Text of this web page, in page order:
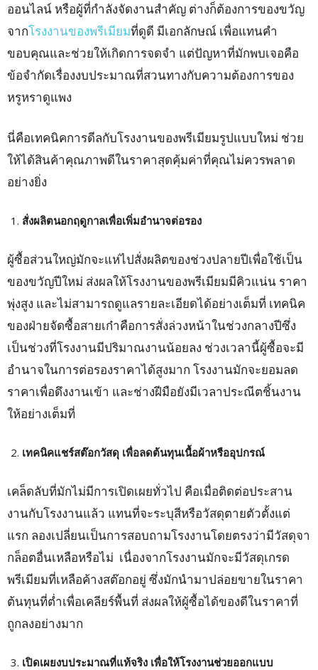
ออนไลน์ หรือผู้ที่กำลังจัดงานสำคัญ ต่างก็ต้องการของขวัญ
จากโรงงานของพรีเมียมที่ดูดี มีเอกลักษณ์ เพื่อแทนคำ
ขอบคุณและช่วยให้เกิดการจดจำ แต่ปัญหาที่มักพบเจอคือ
ข้อจำกัดเรื่องงบประมาณที่สวนทางกับความต้องการของ
หรูหราดูแพง
นี่คือเทคนิคการดีลกับโรงงานของพรีเมียมรูปแบบใหม่ ช่วย
ให้ได้สินค้าคุณภาพดีในราคาสุดคุ้มค่าที่คุณไม่ควรพลาด
อย่างยิ่ง
สั่งผลิตนอกฤดูกาลเพื่อเพิ่มอำนาจต่อรอง
ผู้ซื้อส่วนใหญ่มักจะแห่ไปสั่งผลิตของช่วงปลายปีเพื่อใช้เป็น
ของขวัญปีใหม่ ส่งผลให้โรงงานของพรีเมียมมีคิวแน่น ราคา
พุ่งสูง และไม่สามารถดูแลรายละเอียดได้อย่างเต็มที่ เทคนิค
ของฝ่ายจัดซื้อสายเก๋าคือการสั่งล่วงหน้าในช่วงกลางปีซึ่ง
เป็นช่วงที่โรงงานมีปริมาณงานน้อยลง ช่วงเวลานี้ผู้ซื้อจะมี
อำนาจในการต่อรองราคาได้สูงมาก โรงงานมักจะยอมลด
ราคาเพื่อดึงงานเข้า และช่างฝีมือยังมีเวลาประณีตชิ้นงาน
ให้อย่างเต็มที่
เทคนิคแชร์สต๊อกวัสดุ เพื่อลดต้นทุนเนื้อผ้าหรืออุปกรณ์
เคล็ดลับที่มักไม่มีการเปิดเผยทั่วไป คือเมื่อติดต่อประสาน
งานกับโรงงานแล้ว แทนที่จะระบุสีหรือวัสดุตายตัวตั้งแต่
แรก ลองเปลี่ยนเป็นการสอบถามโรงงานโดยตรงว่ามีวัสดุจา
กล็อตอื่นเหลือหรือไม่ เนื่องจากโรงงานมักจะมีวัสดุเกรด
พรีเมียมที่เหลือค้างสต๊อกอยู่ ซึ่งมักนำมาปล่อยขายในราคา
ต้นทุนที่ต่ำเพื่อเคลียร์พื้นที่ ส่งผลให้ผู้ซื้อได้ของดีในราคาที่
ถูกลงอย่างมาก
เปิดเผยงบประมาณที่แท้จริง เพื่อให้โรงงานช่วยออกแบบ